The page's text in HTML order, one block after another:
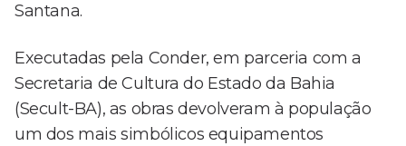
Santana.
Executadas pela Conder, em parceria com a
Secretaria de Cultura do Estado da Bahia
(Secult-BA), as obras devolveram à população
um dos mais simbólicos equipamentos